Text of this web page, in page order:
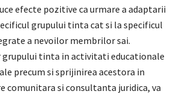
efecte pozitive ca urmare a adaptarii
grupului tinta cat si la specificul
a nevoilor membrilor sai.
tinta in activitati educationale
precum si sprijinirea acestora in
comunitara si consultanta juridica, va